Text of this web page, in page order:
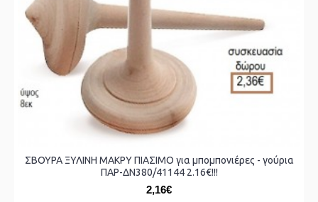
ΣΒΟΥΡΑ ΞΥΛΙΝΗ ΜΑΚΡΥ ΠΙΑΣΙΜΟ για μπομπονιέρες - γούρια
ΠΑΡ-ΔΝ380/41144 2.16€!!!
2,16€